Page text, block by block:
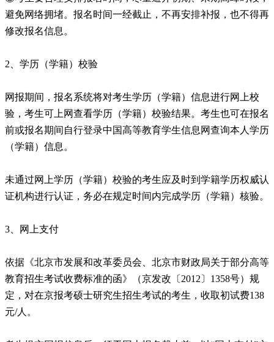
避免网络拥堵。报名时间一经截止，不再安排补报，也不得再
修改报名信息。
2、学历（学籍）校验
网报期间，报名系统将对考生学历（学籍）信息进行网上校
验，考生可上网查看学历（学籍）校验结果。考生也可在报名
前或报名期间自行登录中国高等教育学生信息网查询本人学历
（学籍）信息。
未通过网上学历（学籍）校验的考生应及时到学籍学历权威认
证机构进行认证，务必在规定时间内完成学历（学籍）核验。
3、网上支付
依据《北京市发展和改革委员会、北京市财政局关于部分高等
教育招生考试收费标准的函》（京发改〔2012〕1358号）规
定，对在京报考硕士研究生招生考试的考生，收取初试费138
元/人。